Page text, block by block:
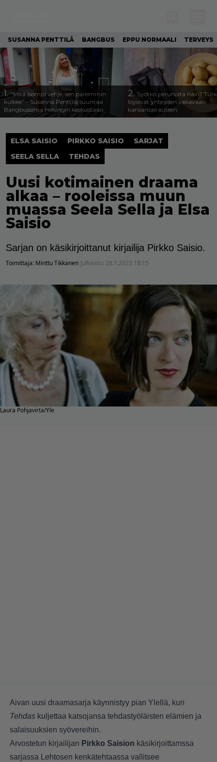
SUSANNA PENTTILÄ BANGBUS EPPU NORMAALI TERVEYS
1.”Mitä isompi vehje, sen paremmin
kulkee” – Susanna Penttilä suuntasi
Bangbussinsa Helsingin keskustaan
2. Syötkö perunoita näin?
löysivät yhteyden vakavaan
kansansairauteen
ELSA SAISIO PIRKKO SAISIO
SARJAT
SEELA SELLA
TEHDAS
Uusi kotimainen draama
alkaa – rooleissa muun
muassa Seela Sella ja Elsa
Saisio
Sarjan on käsikirjoittanut kirjailija Pirkko Saisio.
Toimittaja: Minttu Tikkanen Julkaistu: 28.1.2023 18:15
Laura Pohjavirta/Yle
Aivan uusi draamasarja käynnistyy pian Ylellä, kun
Tehdas kuljettaa katsojansa tehdastyöläisten elämien ja
salaisuuksien syövereihin.
Arvostetun kirjailijan Pirkko Saision käsikirjoittamssa
sarjassa Lehtosen kenkätehtaassa vallitsee